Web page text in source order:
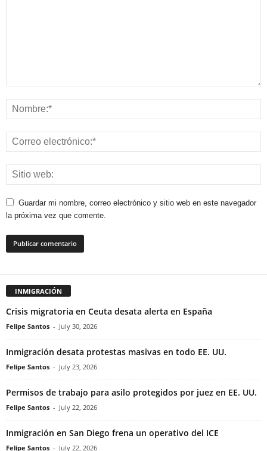
Guardar mi nombre, correo electrónico y sitio web en este navegador
la próxima vez que comente.
INMIGRACIÓN
Crisis migratoria en Ceuta desata alerta en España
Felipe Santos - July 30, 2026
Inmigración desata protestas masivas en todo EE. UU.
Felipe Santos - July 23, 2026
Permisos de trabajo para asilo protegidos por juez en EE. UU.
Felipe Santos - July 22, 2026
Inmigración en San Diego frena un operativo del ICE
Felipe Santos - July 22, 2026